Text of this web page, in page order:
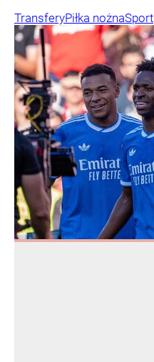
TransferyPiłka nożnaSport